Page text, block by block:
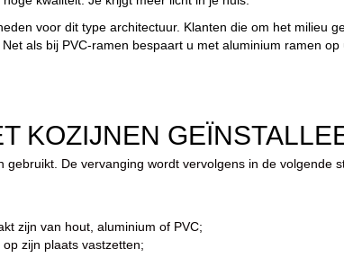
voor dit type architectuur. Klanten die om het milieu
als bij PVC-ramen bespaart u met aluminium ramen
KOZIJNEN
De vervanging wordt vervolgens in de volgende
zijn van hout, aluminium of PVC;
zijn plaats vastzetten;